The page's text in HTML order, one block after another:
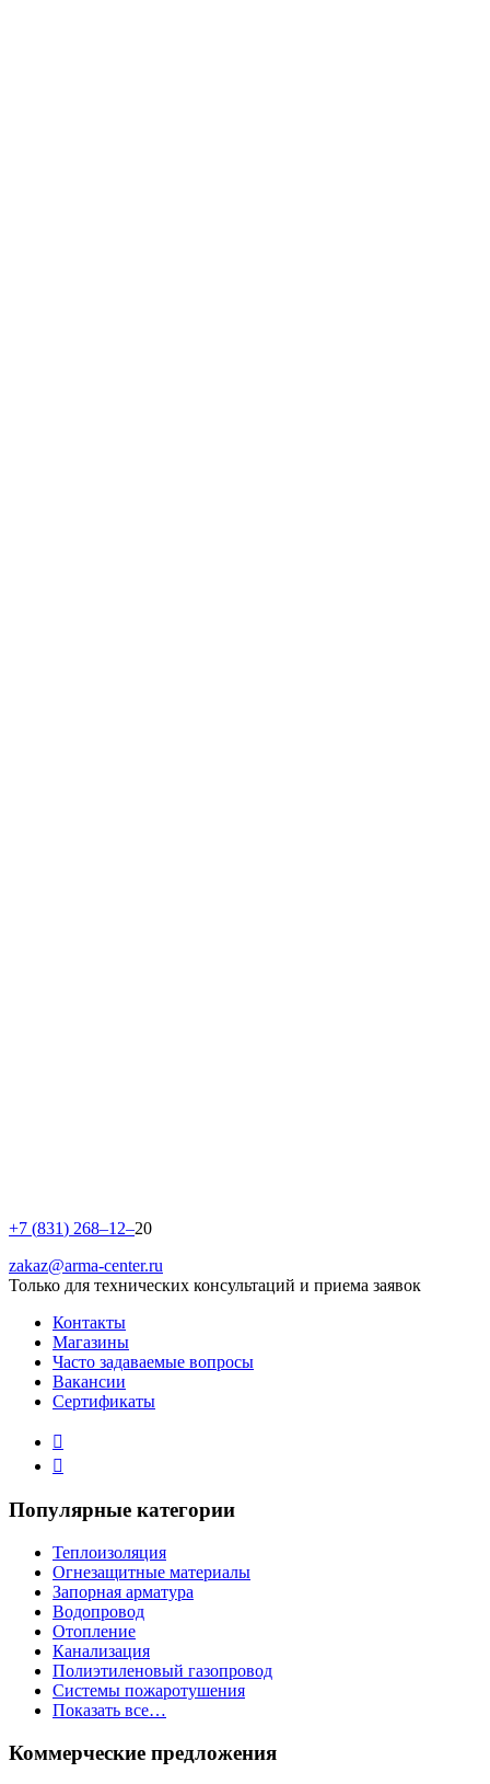
+7 (831) 268–1 2–20
zakaz@arma-center.ru
Только для технических консультаций и приема заявок
Контакты
Магазины
Часто задаваемые вопросы
Вакансии
Сертификаты
Популярные категории
Теплоизоляция
Огнезащитные материалы
Запорная арматура
Водопровод
Отопление
Канализация
Полиэтиленовый газопровод
Системы пожаротушения
Показать все…
Коммерческие предложения